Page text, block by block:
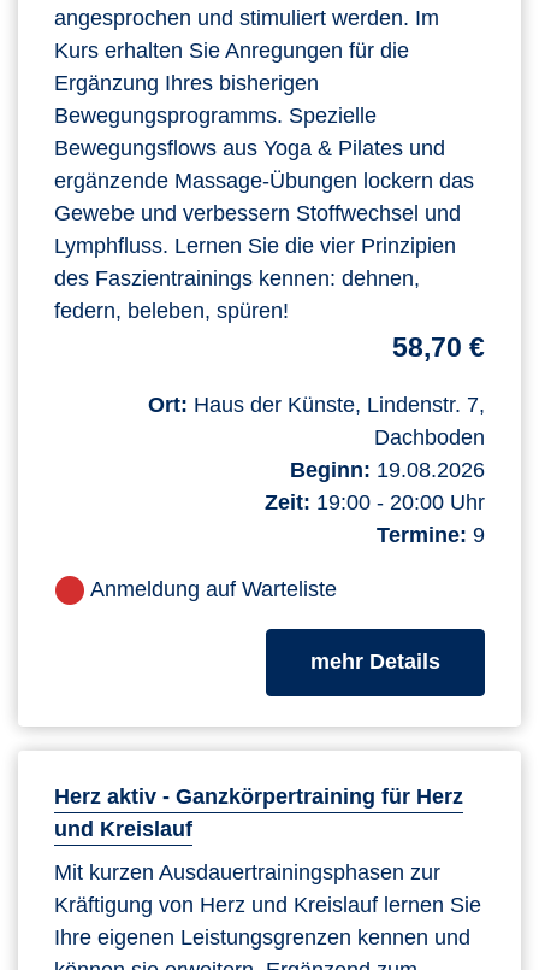
angesprochen und stimuliert werden. Im
Kurs erhalten Sie Anregungen für die
Ergänzung Ihres bisherigen
Bewegungsprogramms. Spezielle
Bewegungsflows aus Yoga & Pilates und
ergänzende Massage-Übungen lockern das
Gewebe und verbessern Stoffwechsel und
Lymphfluss. Lernen Sie die vier Prinzipien
des Faszientrainings kennen: dehnen,
federn, beleben, spüren!
58,70 €
Ort: Haus der Künste, Lindenstr. 7,
Dachboden
Beginn: 19.08.2026
Zeit: 19:00 - 20:00 Uhr
Termine: 9
Anmeldung auf Warteliste
mehr Detailszum
Herz aktiv - Ganzkörpertraining für Herz
und Kreislauf
Mit kurzen Ausdauertrainingsphasen zur
Kräftigung von Herz und Kreislauf lernen Sie
Ihre eigenen Leistungsgrenzen kennen und